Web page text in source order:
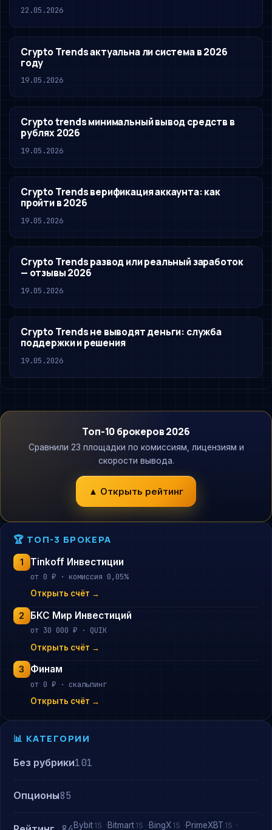
22.05.2026
Crypto Trends актуальна ли система в 2026
году
19.05.2026
Crypto trends минимальный вывод средств в
рублях 2026
19.05.2026
Crypto Trends верификация аккаунта: как
пройти в 2026
19.05.2026
Crypto Trends развод или реальный заработок
— отзывы 2026
19.05.2026
Crypto Trends не выводят деньги: служба
поддержки и решения
19.05.2026
Топ-10 брокеров 2026
Сравнили 23 площадки по комиссиям, лицензиям и
скорости вывода.
▲ Открыть рейтинг
🏆 ТОП-3 БРОКЕРА
1 Tinkoff Инвестиции
от 0 ₽ · комиссия 0,05%
Открыть счёт →
2 БКС Мир Инвестиций
от 30 000 ₽ · QUIK
Открыть счёт →
3 Финам
от 0 ₽ · скальпинг
Открыть счёт →
📊 КАТЕГОРИИ
Без рубрики101
Опционы85
Bybit 15 Bitmart 15 BingX 15 PrimeXBT 15